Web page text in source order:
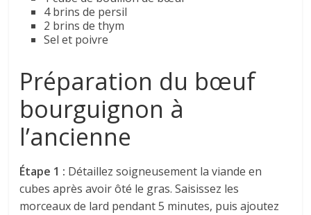
4 brins de persil
2 brins de thym
Sel et poivre
Préparation du bœuf
bourguignon à
l’ancienne
Étape 1 : Détaillez soigneusement la viande en
cubes après avoir ôté le gras. Saisissez les
morceaux de lard pendant 5 minutes, puis ajoutez